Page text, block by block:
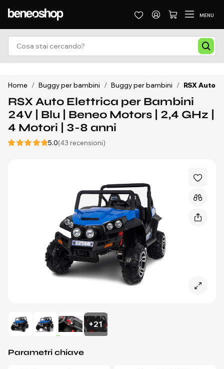
MENU
Home / Buggy per bambini / Buggy per bambini / RSX Auto
RSX Auto Elettrica per Bambini
24V | Blu | Beneo Motors | 2,4 GHz |
4 Motori | 3-8 anni
5.0(43 recensioni)
+21
Parametri chiave